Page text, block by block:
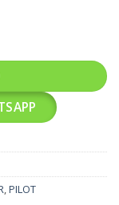
AZUL cantidad
,PILOT